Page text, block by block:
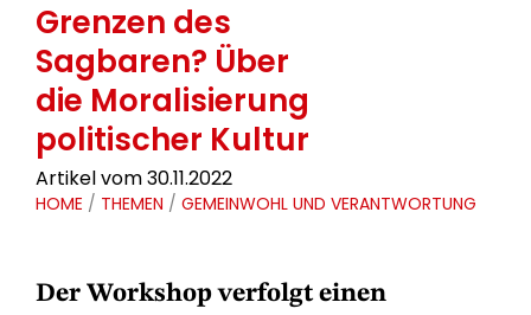
Grenzen des
Sagbaren? Über
die Moralisierung
politischer Kultur
Artikel vom 30.11.2022
HOME / THEMEN / GEMEINWOHL UND VERANTWORTUNG
Der Workshop verfolgt einen